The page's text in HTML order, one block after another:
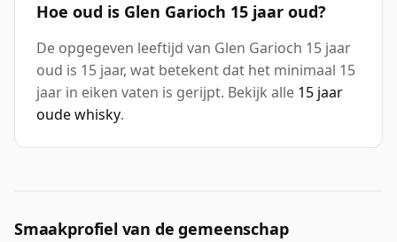
Hoe oud is Glen Garioch 15 jaar oud?
De opgegeven leeftijd van Glen Garioch 15 jaar
oud is 15 jaar, wat betekent dat het minimaal 15
jaar in eiken vaten is gerijpt. Bekijk alle 15 jaar
oude whisky.
Smaakprofiel van de gemeenschap